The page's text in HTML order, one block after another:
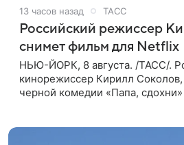
13 часов назад ТАСС
Российский режиссер
снимет фильм для Netflix
НЬЮ-ЙОРК, 8 августа. /ТАСС/.
кинорежиссер Кирилл
черной комедии «Папа,